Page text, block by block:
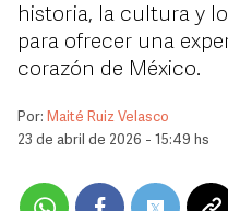
historia, la cultura y
para ofrecer una
corazón de México.
Por: Maité Ruiz Velasco
23 de abril de 2026 - 15:49 hs